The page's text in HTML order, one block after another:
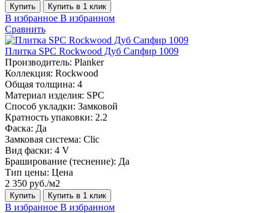
Купить Купить в 1 клик
В избранное В избранном
Сравнить
Плитка SPC Rockwood Дуб Сапфир 1009
Производитель: Planker
Коллекция: Rockwood
Общая толщина: 4
Материал изделия: SPC
Способ укладки: Замковой
Кратность упаковки: 2.2
Фаска: Да
Замковая система: Сlic
Вид фаски: 4 V
Браширование (теснение): Да
Тип цены: Цена
2 350 руб./м2
Купить Купить в 1 клик
В избранное В избранном